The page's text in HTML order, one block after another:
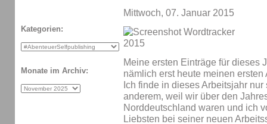
Mittwoch, 07. Januar 2015
Meine ersten Einträge für dieses
nämlich erst heute meinen
Ich finde in dieses Arbeitsjahr
anderem, weil wir über den
Norddeutschland waren und ich
Liebsten bei seiner neuen
Kategorien:
Monate im Archiv: